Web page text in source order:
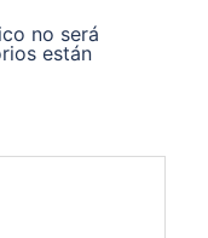
no será
están